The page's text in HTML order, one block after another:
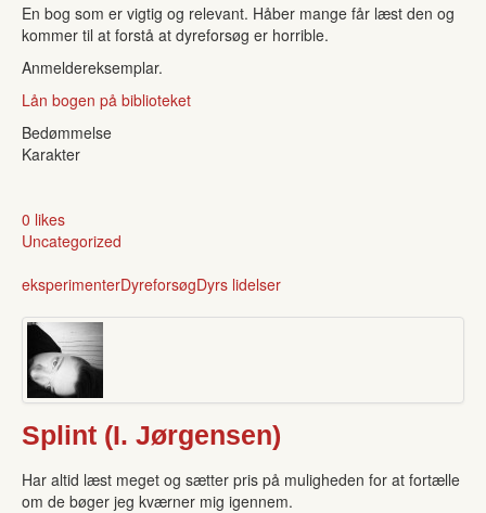
En bog som er vigtig og relevant. Håber mange får læst den og
kommer til at forstå at dyreforsøg er horrible.
Anmeldereksemplar.
Lån bogen på biblioteket
Bedømmelse
Karakter
0 likes
Uncategorized
eksperimenterDyreforsøgDyrs lidelser
Splint (I. Jørgensen)
Har altid læst meget og sætter pris på muligheden for at fortælle
om de bøger jeg kværner mig igennem.